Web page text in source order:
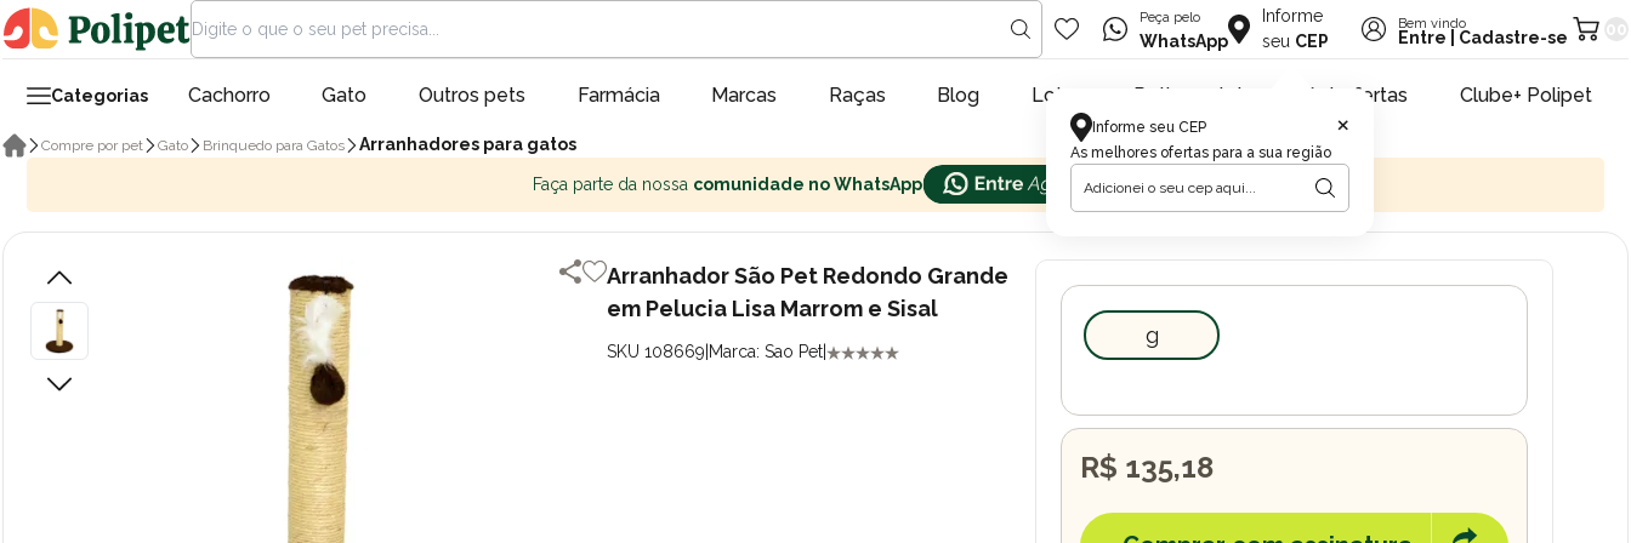
Peça pelo
WhatsApp
Informe
seu CEP
Informe seu CEP
As melhores ofertas para a sua região
×
Bem vindo
Entre Cadastre-se
Categorias Cachorro Gato Outros pets Farmácia Marcas Raças Blog Lojas Retire na loja Pet ofertas Clube+ Polipet
Faça parte da nossa comunidade no WhatsApp
Compre por pet Gato Brinquedo para Gatos Arranhadores para gatos
Arranhador São Pet Redondo Grande
em Pelucia Lisa Marrom e Sisal
SKU 108669 Marca: Sao Pet|
g
R$ 135,18